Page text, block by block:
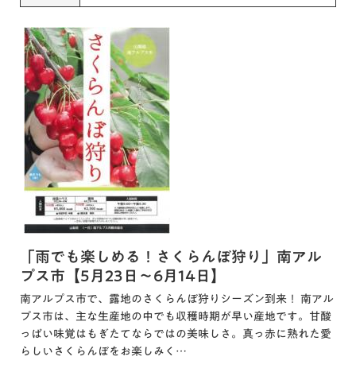
「雨でも楽しめる！さくらんぼ狩り」南アル
プス市【5月23日～6月14日】
南アルプス市で、露地のさくらんぼ狩りシーズン到来！ 南アル
プス市は、主な生産地の中でも収穫時期が早い産地です。甘酸
っぱい味覚はもぎたてならではの美味しさ。真っ赤に熟れた愛
らしいさくらんぼをお楽しみく…